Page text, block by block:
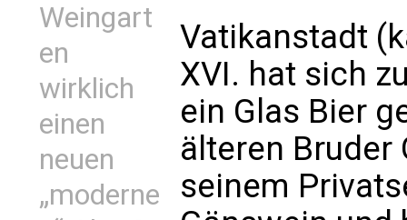
Weingart
en
wirklich
einen
neuen
„moderne
Vatikanstadt
XVI. hat sich
ein Glas Bier
älteren Bruder
seinem